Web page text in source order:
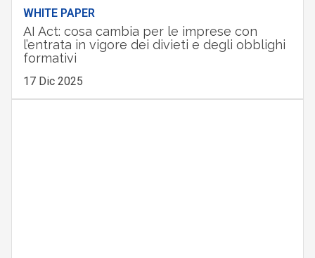
WHITE PAPER
AI Act: cosa cambia per le imprese con
l’entrata in vigore dei divieti e degli obblighi
formativi
17 Dic 2025